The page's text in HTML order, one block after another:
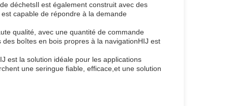
déchetsIl est également construit avec des
capable de répondre à la demande
qualité, avec une quantité de commande
boîtes en bois propres à la navigationHIJ est
est la solution idéale pour les applications
une seringue fiable, efficace,et une solution